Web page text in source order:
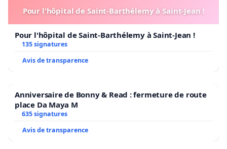
Eric, députéThielen Pierre, maire de Gresswiller
Catherine, sénatriceTroestler Etienne, directeur du
Ueberschlag André, maire de Knoeringue
Justin, conseiller régional, président de l’OLCA
MunwillerWestermann Charles, proviseur honoraire.
Zeter Jean-Daniel, vice-président honoraire du conseil
général du Bas-Rhin
Weislingen
Pour l'hôpital de Saint-Barthélemy à Saint-Jean !
Pour l'hôpital de Saint-Barthélemy à Saint-Jean !
135 signatures
Avis de transparence
Anniversaire de Bonny & Read : fermeture de route
place Da Maya M
635 signatures
Avis de transparence